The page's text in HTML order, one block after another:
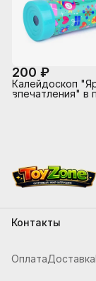
200 ₽
Калейдоскоп
впечатления" в
Контакты
Телефон
ОплатаДоставка